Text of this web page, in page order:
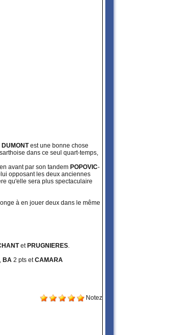
est une bonne chose
dans ce seul quart-temps,
avant par son tandem POPOVIC-
opposant les deux anciennes
qu'elle sera plus spectaculaire
à en jouer deux dans le même
et PRUGNIERES.
BA 2 pts etCAMARA
Notez